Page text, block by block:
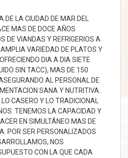
LA CIUDAD DE MAR DEL
MAS DE DOCE AÑOS
DE VIANDAS Y REFRIGERIOS A
VARIEDAD DE PLATOS Y
DIA A DIA SIETE
SIN TACC), MAS DE 150
AL PERSONAL DE
SANA Y NUTRITIVA.
CASERO Y LO TRADICIONAL
TENEMOS LA CAPACIDAD Y
EN SIMULTÁNEO MAS DE
POR SER PERSONALIZADOS
NOS
CON LA QUE CADA